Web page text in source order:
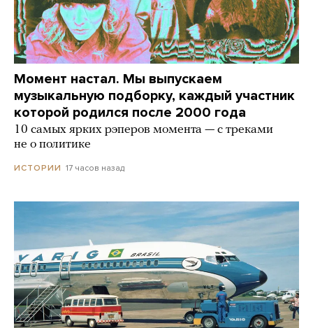
Момент настал. Мы выпускаем
музыкальную подборку, каждый участник
которой родился после 2000 года
10 самых ярких рэперов момента — с треками
не о политике
ИСТОРИИ 17 часов назад